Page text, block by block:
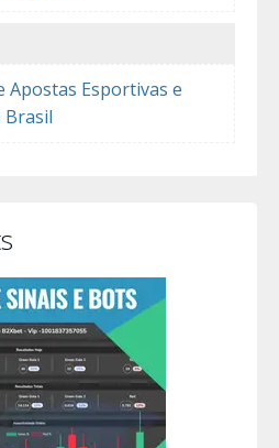
Apostas Esportivas e
Brasil